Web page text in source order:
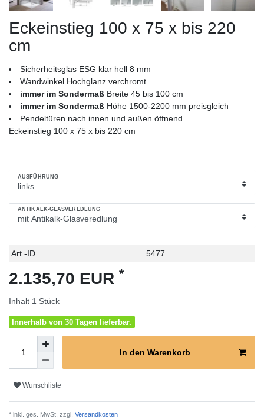
Eckeinstieg 100 x 75 x bis 220
cm
Sicherheitsglas ESG klar hell 8 mm
Wandwinkel Hochglanz verchromt
immer im Sondermaß Breite 45 bis 100 cm
immer im Sondermaß Höhe 1500-2200 mm preisgleich
Pendeltüren nach innen und außen öffnend
Eckeinstieg 100 x 75 x bis 220 cm
AUSFÜHRUNG
ANTIKALK-GLASVEREDLUNG
Technisches
Wert
Art.-ID 5477
2.135,70 EUR *
Inhalt 1 Stück
Innerhalb von 30 Tagen lieferbar.
In den Warenkorb
Wunschliste
* inkl. ges. MwSt. zzgl. Versandkosten